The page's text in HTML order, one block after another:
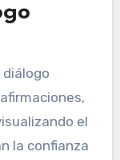
el
la confianza